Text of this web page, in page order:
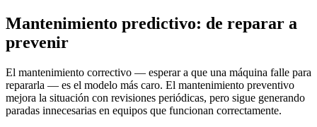
Mantenimiento predictivo: de reparar a
prevenir
El mantenimiento correctivo — esperar a que una máquina falle para
repararla — es el modelo más caro. El mantenimiento preventivo
mejora la situación con revisiones periódicas, pero sigue generando
paradas innecesarias en equipos que funcionan correctamente.